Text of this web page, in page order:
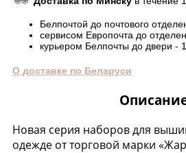
Белпочтой до почтового
сервисом Европочта до
курьером Белпочты до двери -
О доставке по Беларуси
Новая серия наборов для
одежде от торговой марки